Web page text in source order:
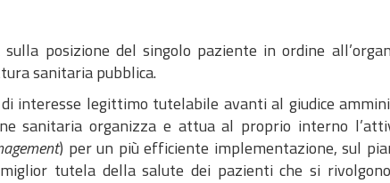
posizione del singolo paziente in ordine
sanitaria pubblica.
interesse legittimo tutelabile avanti al giudice
sanitaria organizza e attua al proprio interno
) per un più efficiente implementazione, sul
tutela della salute dei pazienti che si